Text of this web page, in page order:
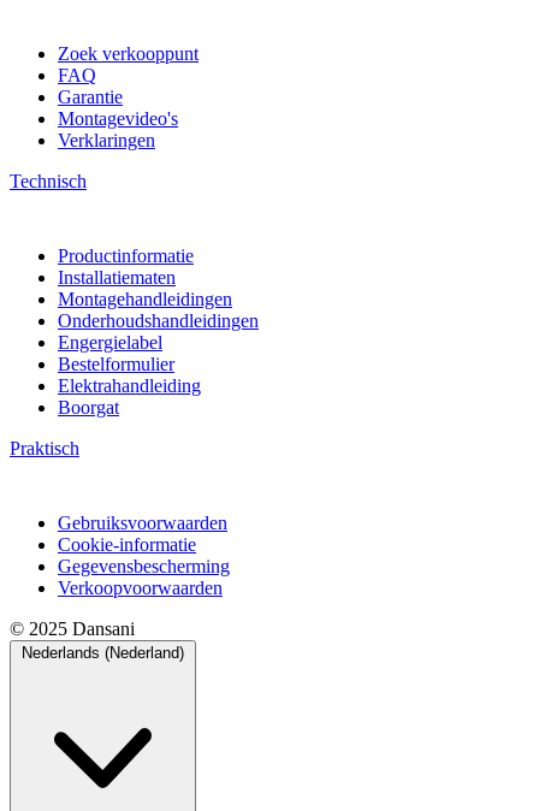
Zoek verkooppunt
FAQ
Garantie
Montagevideo's
Verklaringen
Technisch
Productinformatie
Installatiematen
Montagehandleidingen
Onderhoudshandleidingen
Engergielabel
Bestelformulier
Elektrahandleiding
Boorgat
Praktisch
Gebruiksvoorwaarden
Cookie-informatie
Gegevensbescherming
Verkoopvoorwaarden
© 2025 Dansani
Nederlands (Nederland)